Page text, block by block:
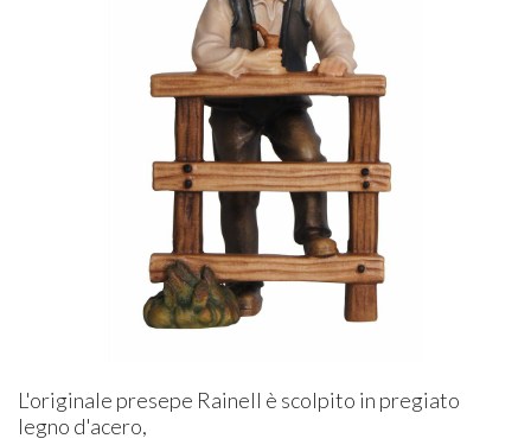
L'originale presepe Rainell è scolpito in pregiato
legno d'acero,